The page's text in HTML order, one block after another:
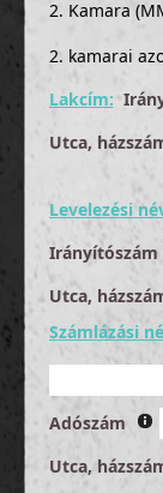
2. Kamara
2. kamarai
Lakcím:
Utca,
Levelezési
Irányítószám
Utca,
Számlázási
Adószám
Utca,